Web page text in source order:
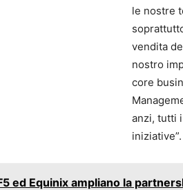
le nostre
vendita
nostro
core
anzi, tutti
iniziative”.
ed Equinix ampliano la